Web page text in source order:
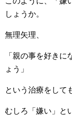
しょうか。
無理矢理、
「親の事を好き
ょう」
という治療をして
むしろ「嫌い」と